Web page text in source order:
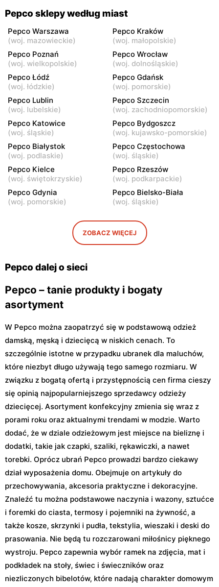
Pepco
Warszawa, ul. Rembielińska
20
Pepco
11
Warszawa, ul. Wierna 23 Warszawa, ul. Lazurowa 69
Pepco
Warszawa, ul. Starowiślna
4
Pepco
Warszawa, ul. Łodygowa
24a
Pepco
Warszawa, ul. Przy Agorze
Pepco
Warszawa al. Krakowska 61
Pepco
Warszawa, ul. Bronowska 4
Pepco
Warszawa al.
Rzeczypospolitej 23
Pepco Pepco
Warszawa al. Komisji
Edukacji Narodowej 85
Pepco sklepy według miast
Pepco Warszawa
(woj. mazowieckie)
Pepco Kraków
(woj. małopolskie)
Pepco Poznań
(woj. wielkopolskie)
Pepco Wrocław
(woj. dolnośląskie)
Pepco Łódź
(woj. łódzkie)
Pepco Gdańsk
(woj. pomorskie)
Pepco Lublin
(woj. lubelskie)
Pepco Szczecin
(woj. zachodniopomorskie)
Pepco Katowice
(woj. śląskie)
Pepco Bydgoszcz
(woj. kujawsko-pomorskie)
Pepco Białystok
(woj. podlaskie)
Pepco Częstochowa
(woj. śląskie)
Pepco Kielce
(woj. świętokrzyskie)
Pepco Rzeszów
(woj. podkarpackie)
Pepco Gdynia
(woj. pomorskie)
Pepco Bielsko-Biała
(woj. śląskie)
ZOBACZ WIĘCEJ
Pepco dalej o sieci
Pepco – tanie produkty i bogaty
asortyment
W Pepco można zaopatrzyć się w podstawową odzież
damską, męską i dziecięcą w niskich cenach. To
szczególnie istotne w przypadku ubranek dla maluchów,
które niezbyt długo używają tego samego rozmiaru. W
związku z bogatą ofertą i przystępnością cen firma cieszy
się opinią najpopularniejszego sprzedawcy odzieży
dziecięcej. Asortyment konfekcyjny zmienia się wraz z
porami roku oraz aktualnymi trendami w modzie. Warto
dodać, że w dziale odzieżowym jest miejsce na bieliznę i
dodatki, takie jak czapki, szaliki, rękawiczki, a nawet
torebki. Oprócz ubrań Pepco prowadzi bardzo ciekawy
dział wyposażenia domu. Obejmuje on artykuły do
przechowywania, akcesoria praktyczne i dekoracyjne.
Znaleźć tu można podstawowe naczynia i wazony, sztućce
i foremki do ciasta, termosy i pojemniki na żywność, a
także kosze, skrzynki i pudła, tekstylia, wieszaki i deski do
prasowania. Nie będą tu rozczarowani miłośnicy pięknego
wystroju. Pepco zapewnia wybór ramek na zdjęcia, mat i
podkładek na stoły, świec i świeczników oraz
niezliczonych bibelotów, które nadają charakter domowym